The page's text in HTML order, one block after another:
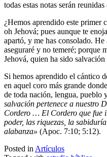
todas estas notas serán
¿Hemos aprendido este primer
oh Jehová; pues aunque te
apartó, y me has consolado.
aseguraré y no temeré; porque
Jehová, quien ha sido salvación
Si hemos aprendido el cántico
en aquel coro más grande
de toda nación, lengua, pueblo
salvación pertenece a nuestro
Cordero … El Cordero que fue
poder, las riquezas, la
alabanza» (Apoc. 7:10; 5:12).
Posted in Artículos